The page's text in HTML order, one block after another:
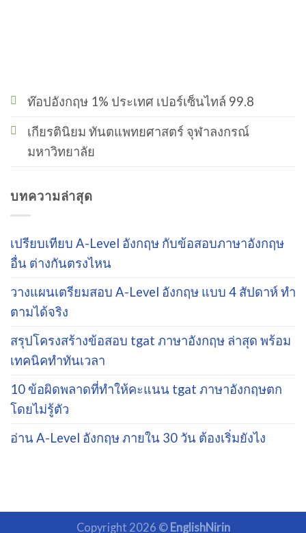
ท๊อปอังกฤษ 1% ประเทศ เปอร์เซ็นไทล์ 99.8
เกียรตินิยม ทันตแพทยศาสตร์ จุฬาลงกรณ์
มหาวิทยาลัย
บทความล่าสุด
เปรียบเทียบ A-Level อังกฤษ กับข้อสอบภาษาอังกฤษ
อื่น ต่างกันตรงไหน
วางแผนเตรียมสอบ A-Level อังกฤษ แบบ 4 สัปดาห์ ทำ
ตามได้จริง
สรุปโครงสร้างข้อสอบ tgat ภาษาอังกฤษ ล่าสุด พร้อม
เทคนิคทำทันเวลา
10 ข้อผิดพลาดที่ทำให้คะแนน tgat ภาษาอังกฤษตก
โดยไม่รู้ตัว
อ่าน A-Level อังกฤษ ภายใน 30 วัน ต้องเริ่มยังไง
Copyright 2026 © EnglishNirin